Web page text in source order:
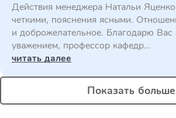
Действия менеджера Натальи
четкими, пояснения ясными.
и доброжелательное. Благодарю Вас
уважением, профессор кафедр...
читать далее
Показать больше